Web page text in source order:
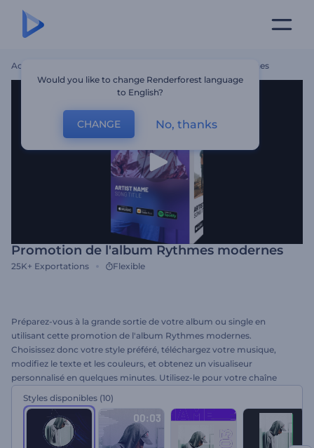
Accueil Promotion De L'album Rythmes Modernes
Promotion de l'album Rythmes modernes
25K+ Exportations Flexible
Préparez-vous à la grande sortie de votre album ou single en
utilisant cette promotion de l'album Rythmes modernes.
Choisissez donc votre style préféré, téléchargez votre musique,
modifiez le texte et les couleurs, et obtenez un visualiseur
personnalisé en quelques minutes. Utilisez-le pour votre chaîne
musique en continu, etc. Présentez votre album avec des visuels
branchés. Essayez ce modèle sans plus tarder !
Styles disponibles (10)
Would you like to change Renderforest language
to English?
CHANGE No, thanks